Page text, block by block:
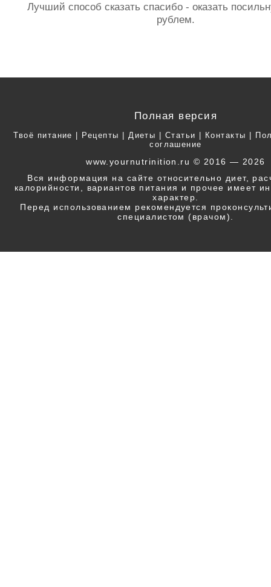
Лучший способ сказать спасибо - оказать
рублем.
Полная версия
Твоё питание | Рецепты | Диеты | Статьи | Контакты |
соглашение
www.yournutrinition.ru © 2016 — 2026
Вся информация на сайте относительно диет,
калорийности, вариантов питания и прочее имеет
характер.
Перед использованием рекомендуется
специалистом (врачом).